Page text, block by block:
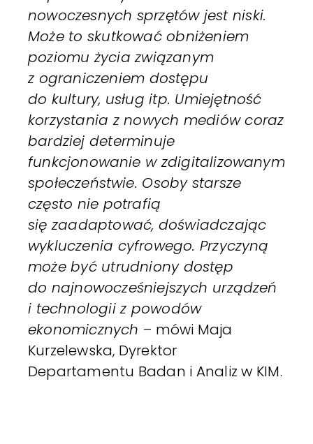
nowoczesnych sprzętów jest niski.
Może to skutkować obniżeniem
poziomu życia związanym
z ograniczeniem dostępu
do kultury, usług itp. Umiejętność
korzystania z nowych mediów coraz
bardziej determinuje
funkcjonowanie w zdigitalizowanym
społeczeństwie. Osoby starsze
często nie potrafią
się zaadaptować, doświadczając
wykluczenia cyfrowego. Przyczyną
może być utrudniony dostęp
do najnowocześniejszych urządzeń
i technologii z powodów
ekonomicznych – mówi Maja
Kurzelewska, Dyrektor
Departamentu Badan i Analiz w KIM.